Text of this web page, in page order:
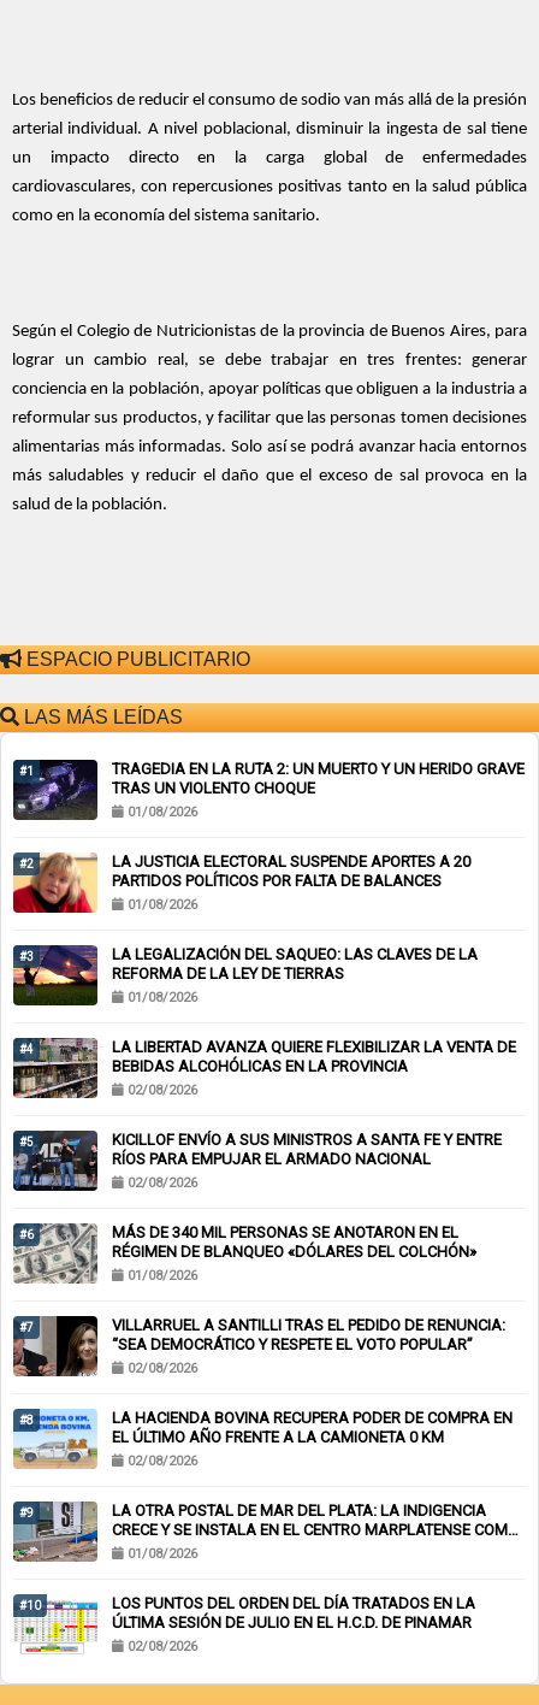
Los beneficios de reducir el consumo de sodio van más allá de la presión
arterial individual. A nivel poblacional, disminuir la ingesta de sal tiene
un impacto directo en la carga global de enfermedades
cardiovasculares, con repercusiones positivas tanto en la salud pública
como en la economía del sistema sanitario.
Según el Colegio de Nutricionistas de la provincia de Buenos Aires, para
lograr un cambio real, se debe trabajar en tres frentes: generar
conciencia en la población, apoyar políticas que obliguen a la industria a
reformular sus productos, y facilitar que las personas tomen decisiones
alimentarias más informadas. Solo así se podrá avanzar hacia entornos
más saludables y reducir el daño que el exceso de sal provoca en la
salud de la población.
ESPACIO PUBLICITARIO
LAS MÁS LEÍDAS
#1
TRAGEDIA EN LA RUTA 2: UN MUERTO Y UN HERIDO GRAVE
TRAS UN VIOLENTO CHOQUE
01/08/2026
#2
LA JUSTICIA ELECTORAL SUSPENDE APORTES A 20
PARTIDOS POLÍTICOS POR FALTA DE BALANCES
01/08/2026
#3
LA LEGALIZACIÓN DEL SAQUEO: LAS CLAVES DE LA
REFORMA DE LA LEY DE TIERRAS
01/08/2026
#4
LA LIBERTAD AVANZA QUIERE FLEXIBILIZAR LA VENTA DE
BEBIDAS ALCOHÓLICAS EN LA PROVINCIA
02/08/2026
#5
KICILLOF ENVÍO A SUS MINISTROS A SANTA FE Y ENTRE
RÍOS PARA EMPUJAR EL ARMADO NACIONAL
02/08/2026
#6
MÁS DE 340 MIL PERSONAS SE ANOTARON EN EL
RÉGIMEN DE BLANQUEO «DÓLARES DEL COLCHÓN»
01/08/2026
#7
VILLARRUEL A SANTILLI TRAS EL PEDIDO DE RENUNCIA:
“SEA DEMOCRÁTICO Y RESPETE EL VOTO POPULAR”
02/08/2026
#8
LA HACIENDA BOVINA RECUPERA PODER DE COMPRA EN
EL ÚLTIMO AÑO FRENTE A LA CAMIONETA 0 KM
02/08/2026
#9
LA OTRA POSTAL DE MAR DEL PLATA: LA INDIGENCIA
CRECE Y SE INSTALA EN EL CENTRO MARPLATENSE COMO
PAISAJE COTIDIANO
01/08/2026
#10
LOS PUNTOS DEL ORDEN DEL DÍA TRATADOS EN LA
ÚLTIMA SESIÓN DE JULIO EN EL H.C.D. DE PINAMAR
02/08/2026